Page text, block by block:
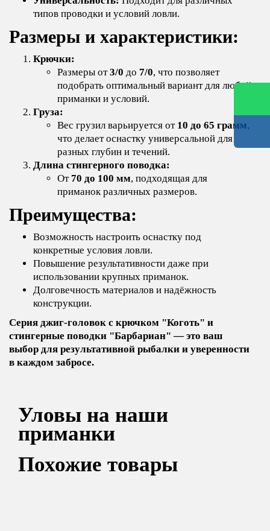
типов проводки и условий ловли.
Размеры и характеристики:
Крючки:
Размеры от3/0 до 7/0, что позволяет
подобрать оптимальный вариант для любой
приманки и условий.
Груза:
Вес грузил варьируется от 10 до 65 грамм,
что делает оснастку универсальной для
разных глубин и течений.
Длина стингерного поводка:
От 70 до 100 мм, подходящая для
приманок различных размеров.
Преимущества:
Возможность настроить оснастку под
конкретные условия ловли.
Повышение результативности даже при
использовании крупных приманок.
Долговечность материалов и надёжность
конструкции.
Серия джиг-головок с крючком "Коготь" и
стингерные поводки "Барбариан" — это ваш
выбор для результативной рыбалки и уверенности
в каждом забросе.
Уловы на наши
приманки
Похожие товары